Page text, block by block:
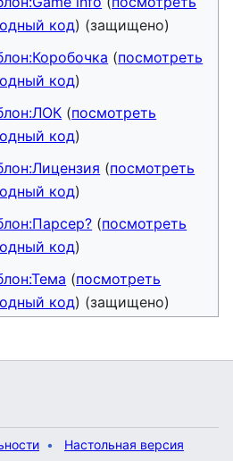
код) (защищено)
(посмотреть
код)
(посмотреть
код)
(посмотреть
код)
(посмотреть
код)
(посмотреть
код) (защищено)
Настольная версия